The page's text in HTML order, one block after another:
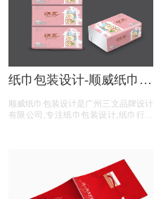
纸巾包装设计-顺威纸巾包
顺威纸巾包装设计是广州三文品牌设计
有限公司,专注纸巾包装设计,纸巾行业
注册,文案撰写,包装印刷等纸巾包装设